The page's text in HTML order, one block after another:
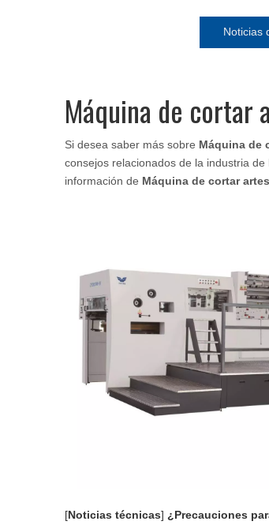
Noticias
Máquina de cortar
Si desea saber más sobre Máquina de
consejos relacionados de la industria de
información de Máquina de cortar
[Noticias técnicas] ¿Precauciones